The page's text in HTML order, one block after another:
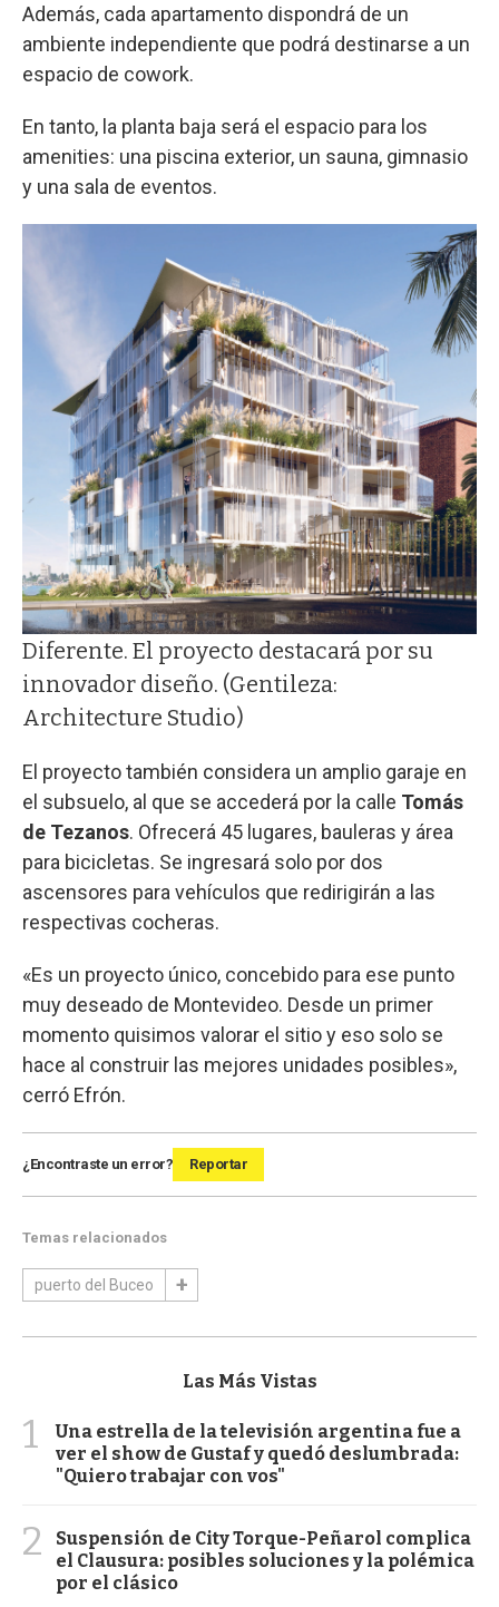
Además, cada apartamento dispondrá de un
ambiente independiente que podrá destinarse a un
espacio de cowork.
En tanto, la planta baja será el espacio para los
amenities: una piscina exterior, un sauna, gimnasio
y una sala de eventos.
Diferente. El proyecto destacará por su
innovador diseño. (Gentileza:
Architecture Studio)
El proyecto también considera un amplio garaje en
el subsuelo, al que se accederá por la calle Tomás
de Tezanos. Ofrecerá 45 lugares, bauleras y área
para bicicletas. Se ingresará solo por dos
ascensores para vehículos que redirigirán a las
respectivas cocheras.
«Es un proyecto único, concebido para ese punto
muy deseado de Montevideo. Desde un primer
momento quisimos valorar el sitio y eso solo se
hace al construir las mejores unidades posibles»,
cerró Efrón.
¿Encontraste un error? Reportar
Temas relacionados
puerto del Buceo
Las Más Vistas
1
Una estrella de la televisión argentina fue a
ver el show de Gustaf y quedó deslumbrada:
"Quiero trabajar con vos"
2
Suspensión de City Torque-Peñarol complica
el Clausura: posibles soluciones y la polémica
por el clásico